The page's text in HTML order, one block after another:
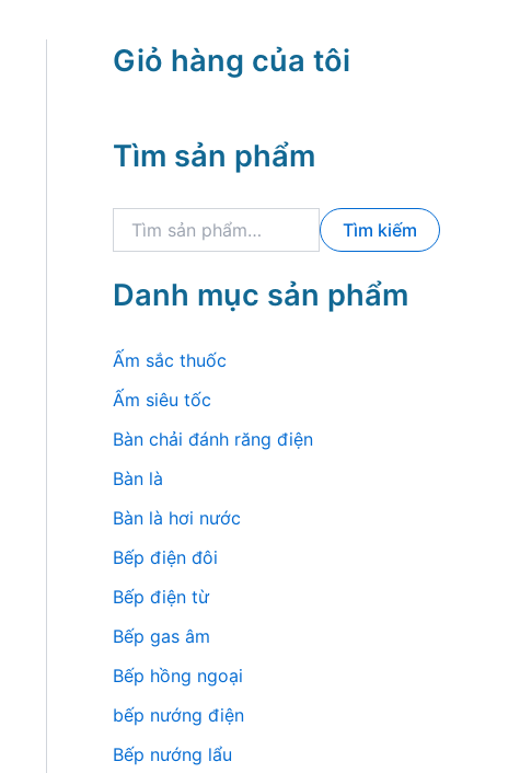
Giỏ hàng của tôi
Tìm sản phẩm
k
m
:
Tìm kiếm
Danh mục sản phẩm
Ấm sắc thuốc
Ấm siêu tốc
Bàn chải đánh răng điện
Bàn là
Bàn là hơi nước
Bếp điện đôi
Bếp điện từ
Bếp gas âm
Bếp hồng ngoại
bếp nướng điện
Bếp nướng lẩu